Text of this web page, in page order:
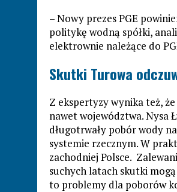
– Nowy prezes PGE
politykę wodną spółki,
elektrownie należące do
Skutki Turowa
Z ekspertyzy wynika też,
nawet województwa. Nysa
długotrwały pobór wody
systemie rzecznym. W
zachodniej Polsce.
suchych latach skutki
to problemy dla poborów